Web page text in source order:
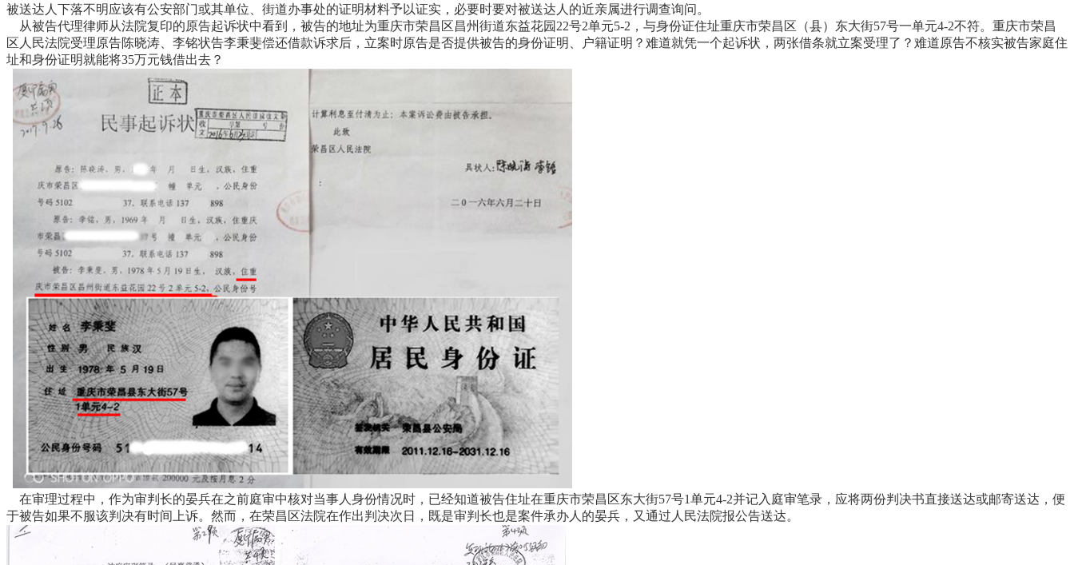
被送达人下落不明应该有公安部门或其单位、街道办事处的证明材料予以证实，必要时要对被送达人的近亲属进行调查询问。
从被告代理律师从法院复印的原告起诉状中看到，被告的地址为重庆市荣昌区昌州街道东益花园22号2单元5-2，与身份证住址重庆市荣昌区（县）东大街57号一单元4-2不符。重庆市荣昌
区人民法院受理原告陈晓涛、李铭状告李秉斐偿还借款诉求后，立案时原告是否提供被告的身份证明、户籍证明？难道就凭一个起诉状，两张借条就立案受理了？难道原告不核实被告家庭住
址和身份证明就能将35万元钱借出去？
在审理过程中，作为审判长的晏兵在之前庭审中核对当事人身份情况时，已经知道被告住址在重庆市荣昌区东大街57号1单元4-2并记入庭审笔录，应将两份判决书直接送达或邮寄送达，便
于被告如果不服该判决有时间上诉。然而，在荣昌区法院在作出判决次日，既是审判长也是案件承办人的晏兵，又通过人民法院报公告送达。